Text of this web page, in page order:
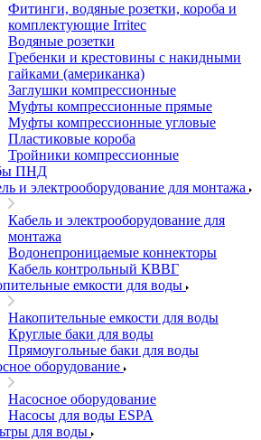
Фитинги, водяные розетки, короба и
комплектующие Irritec
Водяные розетки
Гребенки и крестовины с накидными
гайками (американка)
Заглушки компрессионные
Муфты компрессионные прямые
Муфты компрессионные угловые
Пластиковые короба
Тройники компрессионные
ПНД
и электрооборудование для монтажа
Кабель и электрооборудование для
монтажа
Водонепроницаемые коннекторы
Кабель контрольный КВВГ
емкости для воды
Накопительные емкости для воды
Круглые баки для воды
Прямоугольные баки для воды
оборудование
Насосное оборудование
Насосы для воды ESPA
для воды